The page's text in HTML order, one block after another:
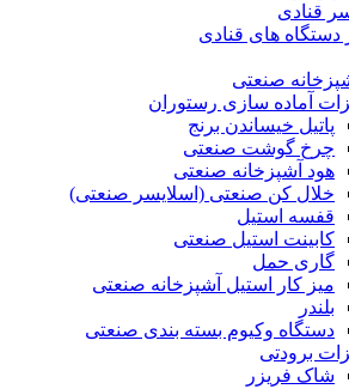
قنادی
دستگاه های قنادی
صنعتی
آماده سازی رستوران
پاتیل خیساندن برنج
چرخ گوشت صنعتی
هود آشپزخانه صنعتی
خلال کن صنعتی (اسلایسر صنعتی)
قفسه استیل
کابینت استیل صنعتی
گاری حمل
میز کار استیل آشپزخانه صنعتی
بلندر
دستگاه وکیوم بسته بندی صنعتی
برودتی
شاک فریزر